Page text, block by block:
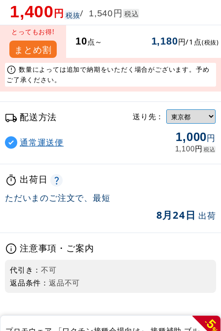
1,400円 税抜/ 1,540円 税込
とってもお得!
まとめ割
10点～ 1,180円/1点(税抜)
数量によっては追加で納期をいただく場合がございます。予め
ご了承ください。
配送方法 送り先：
通常運送便 1,000円
1,100円 税込
出荷日
ただいまのご注文で、最短
8月24日 出荷
注意事項・ご案内
代引き：不可
返品条件： 返品不可
-
5